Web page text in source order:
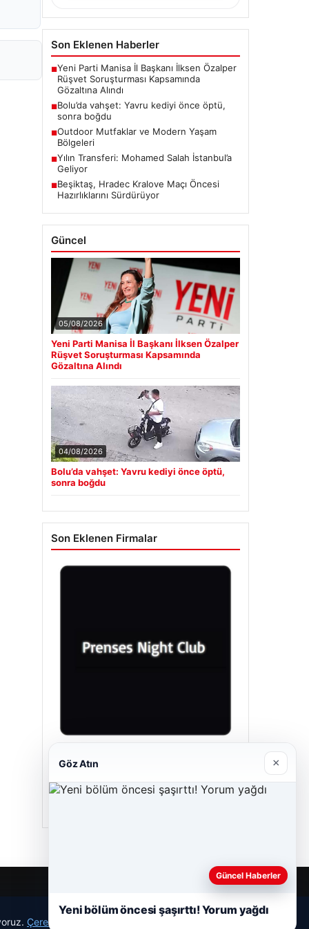
Son Eklenen Haberler
■Yeni Parti Manisa İl Başkanı İlksen Özalper
Rüşvet Soruşturması Kapsamında
Gözaltına Alındı
■Bolu’da vahşet: Yavru kediyi önce öptü,
sonra boğdu
■Outdoor Mutfaklar ve Modern Yaşam
Bölgeleri
■Yılın Transferi: Mohamed Salah İstanbul’a
Geliyor
■Beşiktaş, Hradec Kralove Maçı Öncesi
Hazırlıklarını Sürdürüyor
Güncel
05/08/2026
Yeni Parti Manisa İl Başkanı İlksen Özalper
Rüşvet Soruşturması Kapsamında
Gözaltına Alındı
04/08/2026
Bolu’da vahşet: Yavru kediyi önce öptü,
sonra boğdu
Son Eklenen Firmalar
Prenses Night Club
Çerez Politikamız
Göz Atın ×
Güncel Haberler
Yeni bölüm öncesi şaşırttı! Yorum yağdı